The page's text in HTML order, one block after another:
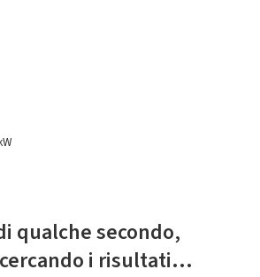
qualche secondo,
i risultati...